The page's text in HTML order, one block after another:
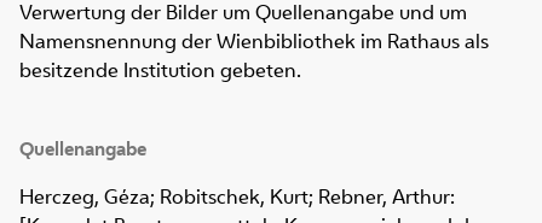
Verwertung der Bilder um Quellenangabe und um
Namensnennung der Wienbibliothek im Rathaus als
besitzende Institution gebeten.
Quellenangabe
Herczeg, Géza; Robitschek, Kurt; Rebner, Arthur: